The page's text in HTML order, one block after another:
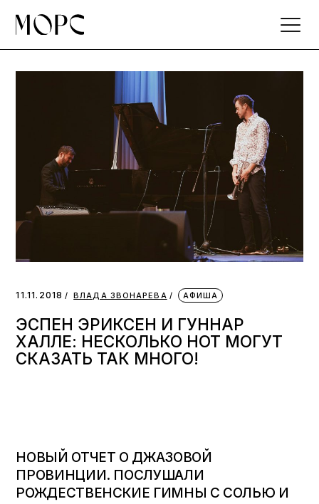
the
11.11.2018 ВЛАДА ЗВОНАРЕВА АФИША
ЭСПЕН ЭРИКСЕН И ГУННАР
ХАЛЛЕ: НЕСКОЛЬКО НОТ МОГУТ
СКАЗАТЬ ТАК МНОГО!
НОВЫЙ ОТЧЕТ О ДЖАЗОВОЙ
ПРОВИНЦИИ. ПОСЛУШАЛИ
РОЖДЕСТВЕНСКИЕ ГИМНЫ С СОЛЬЮ И